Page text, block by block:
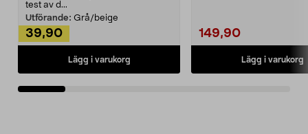
test av d...
Utförande: Grå/beige
39,90
Lägg i varukorg
149,90
Lägg i varukorg